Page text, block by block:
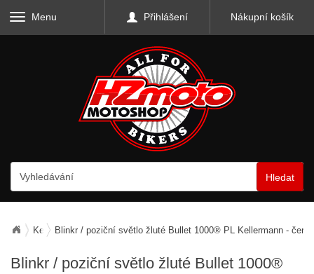
Menu Přihlášení Nákupní košík
Hledat
KellermannBlinkr / poziční světlo žluté Bullet 1000® PL Kellermann -
Blinkr / poziční světlo žluté Bullet 1000®